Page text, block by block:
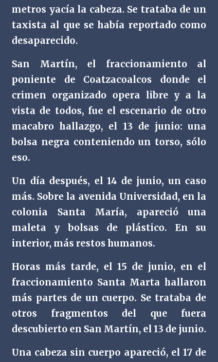
metros yacía la cabeza. Se trataba de un
taxista al que se había reportado como
desaparecido.
San Martín, el fraccionamiento al
poniente de Coatzacoalcos donde el
crimen organizado opera libre y a la
vista de todos, fue el escenario de otro
macabro hallazgo, el 13 de junio: una
bolsa negra conteniendo un torso, sólo
eso.
Un día después, el 14 de junio, un caso
más. Sobre la avenida Universidad, en la
colonia Santa María, apareció una
maleta y bolsas de plástico. En su
interior, más restos humanos.
Horas más tarde, el 15 de junio, en el
fraccionamiento Santa Marta hallaron
más partes de un cuerpo. Se trataba de
otros fragmentos del que fuera
descubierto en San Martín, el 13 de junio.
Una cabeza sin cuerpo apareció, el 17 de